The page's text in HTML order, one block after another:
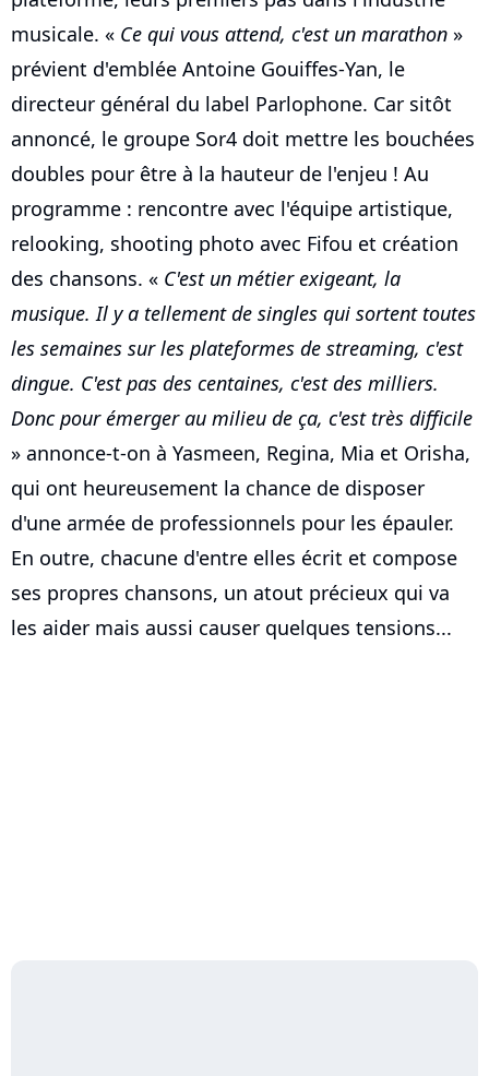
musicale. « Ce qui vous attend, c'est un marathon »
prévient d'emblée Antoine Gouiffes-Yan, le
directeur général du label Parlophone. Car sitôt
annoncé, le groupe Sor4 doit mettre les bouchées
doubles pour être à la hauteur de l'enjeu ! Au
programme : rencontre avec l'équipe artistique,
relooking, shooting photo avec Fifou et création
des chansons. « C'est un métier exigeant, la
musique. Il y a tellement de singles qui sortent toutes
les semaines sur les plateformes de streaming, c'est
dingue. C'est pas des centaines, c'est des milliers.
Donc pour émerger au milieu de ça, c'est très difficile
» annonce-t-on à Yasmeen, Regina, Mia et Orisha,
qui ont heureusement la chance de disposer
d'une armée de professionnels pour les épauler.
En outre, chacune d'entre elles écrit et compose
ses propres chansons, un atout précieux qui va
les aider mais aussi causer quelques tensions...